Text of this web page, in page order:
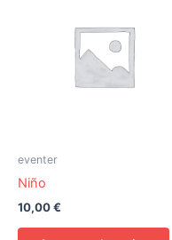
eventer
Niño
10,00€